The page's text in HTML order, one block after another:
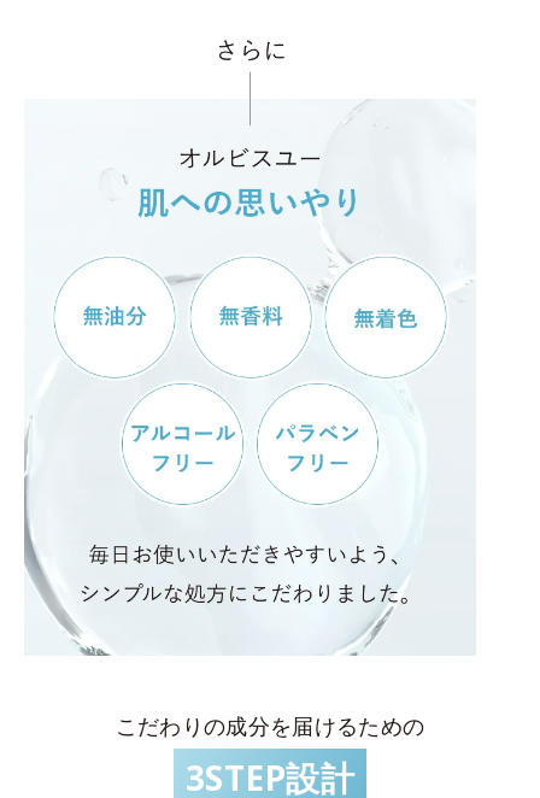
こだわりの成分を届けるための
3STEP設計